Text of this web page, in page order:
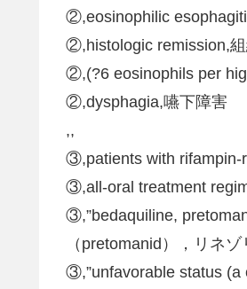
②,eosinophilic
②,histologic remission,
②,(?6 eosinophils per
②,dysphagia,嚥下障害
,,
③,patients with rifampin-
③,all-oral treatment
③,”bedaquiline,
（pretomanid），リネ
③,”unfavorable status (a